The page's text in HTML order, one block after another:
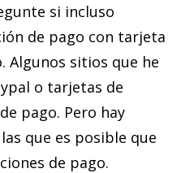
si incluso
de pago con tarjeta
Algunos sitios que he
o tarjetas de
pago. Pero hay
que es posible que
de pago.